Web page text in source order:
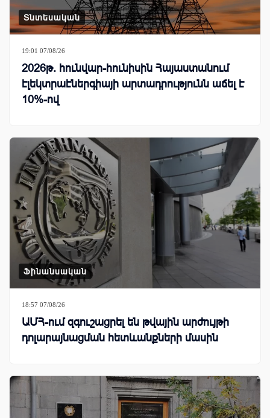
Տնտեսական
19:01 07/08/26
2026թ. հունվար-հունիսին Հայաստանում
էլեկտրաէներգիայի արտադրությունն աճել է
10%-ով
Ֆինանսական
18:57 07/08/26
ԱՄՀ-ում զգուշացրել են թվային արժույթի
դոլարայնացման հետևանքների մասին